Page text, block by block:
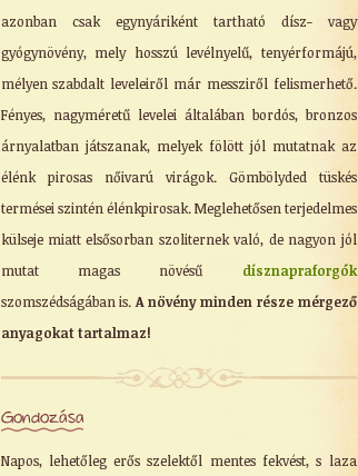
azonban csak egynyáriként tartható dísz- vagy
gyógynövény, mely hosszú levélnyelű, tenyérformájú,
mélyen szabdalt leveleiről már messziről felismerhető.
Fényes, nagyméretű levelei általában bordós, bronzos
árnyalatban játszanak, melyek fölött jól mutatnak az
élénk pirosas nőivarú virágok. Gömbölyded tüskés
termései szintén élénkpirosak. Meglehetősen terjedelmes
külseje miatt elsősorban szoliternek való, de nagyon jól
mutat magas növésű dísznapraforgók
szomszédságában is.A növény minden része mérgező
anyagokat tartalmaz!
Gondozása
Napos, lehetőleg erős szelektől mentes fekvést, s laza